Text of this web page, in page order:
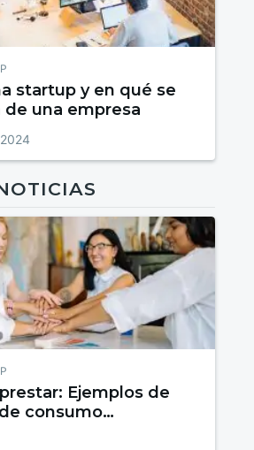
startup y en qué se
una empresa
Ejemplos de
consumo